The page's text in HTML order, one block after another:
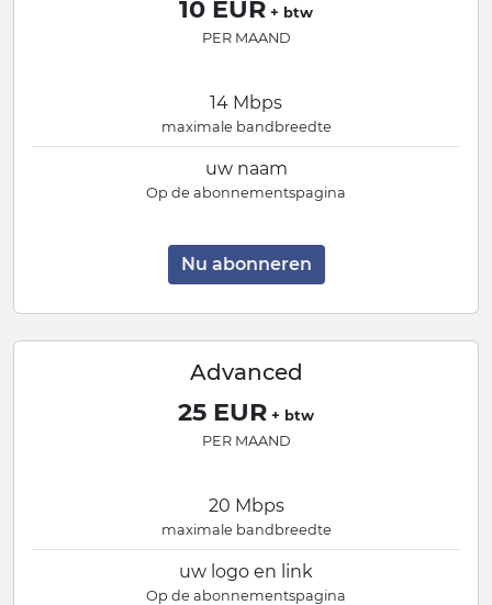
10 EUR + btw
PER MAAND
14 Mbps
maximale bandbreedte
uw naam
Op de abonnementspagina
Nu abonneren
Advanced
25 EUR + btw
PER MAAND
20 Mbps
maximale bandbreedte
uw logo en link
Op de abonnementspagina